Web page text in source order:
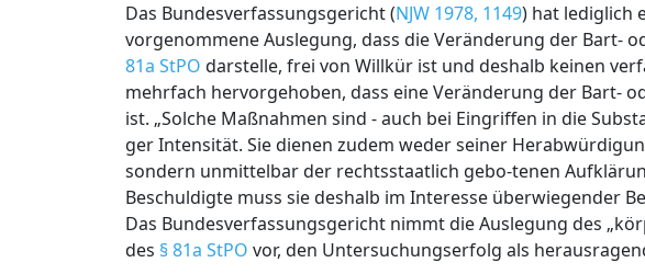
Das Bundesverfassungsgericht (NJW 1978, 1149) hat lediglich
vorgenommene Auslegung, dass die Veränderung der Bart-
81a StPO darstelle, frei von Willkür ist und deshalb keinen
mehrfach hervorgehoben, dass eine Veränderung der Bart-
ist. „Solche Maßnahmen sind - auch bei Eingriffen in die
ger Intensität. Sie dienen zudem weder seiner
sondern unmittelbar der rechtsstaatlich gebo-tenen
Beschuldigte muss sie deshalb im Interesse überwiegender
Das Bundesverfassungsgericht nimmt die Auslegung des
des § 81a StPO vor, den Untersuchungserfolg als